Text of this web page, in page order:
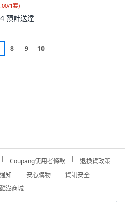
1套)
預計送達
8 9 10
Coupang使用者條款
退換貨政策
知 安心購物
資訊安全
澎商城